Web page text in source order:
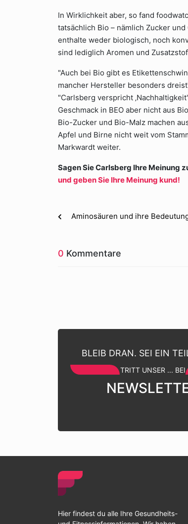
In Wirklichkeit aber, so fand
tatsächlich Bio – nämlich Zucker
enthalte weder biologisch, noch
sind lediglich Aromen und
"Auch bei Bio gibt es
mancher Hersteller besonders
"Carlsberg verspricht
Geschmack in BEO aber nicht aus
Bio-Zucker und Bio-Malz machen
Apfel und Birne nicht weit vom
Markwardt weiter.
Sagen Sie Carlsberg Ihre Meinung
und geben Sie Ihre Meinung kund!
Aminosäuren und ihre
0 Kommentare
BLEIB DRAN. SEI EIN
TRITT UNSER ... BEI
Hier findest du alle Ihre Gesundheits-